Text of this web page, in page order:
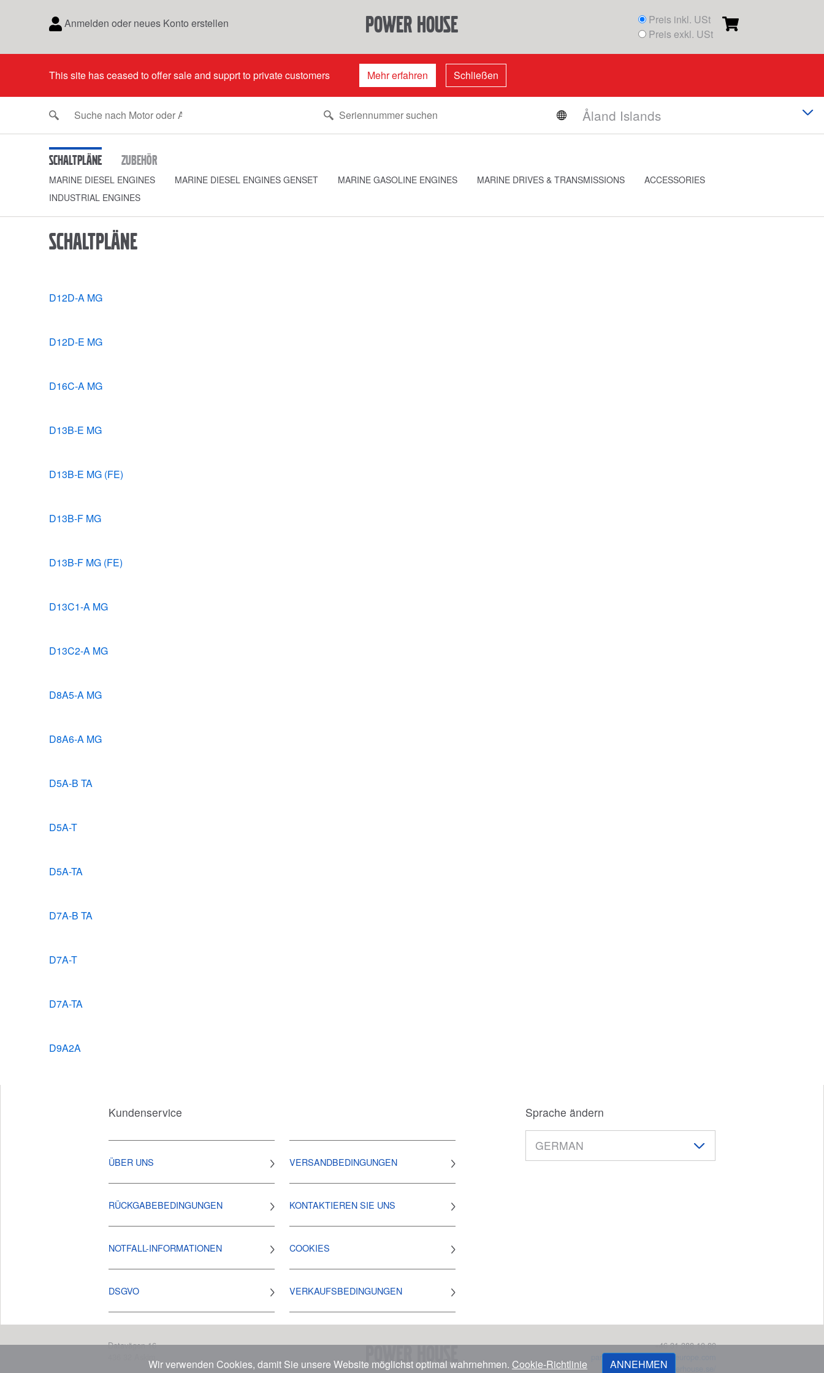
Anmelden oder neues Konto erstellen power house
Preis inkl. USt
Preis exkl. USt
This site has ceased to offer sale and supprt to private customers Mehr erfahren Schließen
Schaltpläne Zubehör
MARINE DIESEL ENGINES MARINE DIESEL ENGINES GENSET MARINE GASOLINE ENGINES MARINE DRIVES & TRANSMISSIONS
ACCESSORIES
INDUSTRIAL ENGINES
Schaltpläne
D12D-A MG
D12D-E MG
D16C-A MG
D13B-E MG
D13B-E MG (FE)
D13B-F MG
D13B-F MG (FE)
D13C1-A MG
D13C2-A MG
D8A5-A MG
D8A6-A MG
D5A-B TA
D5A-T
D5A-TA
D7A-B TA
D7A-T
D7A-TA
D9A2A
Wir verwenden Cookies, damit Sie unsere Website möglichst optimal wahrnehmen. Cookie-Richtlinie ANNEHMEN
Kundenservice
ÜBER UNS VERSANDBEDINGUNGEN
RÜCKGABEBEDINGUNGEN KONTAKTIEREN SIE UNS
NOTFALL-INFORMATIONEN COOKIES
DSGVO VERKAUFSBEDINGUNGEN
Sprache ändern
Datavägen 16
power house
+46 31 388 10 80
partssales@marinepartseurope.com
https://powerhouse.se/